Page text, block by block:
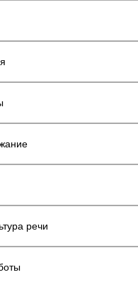
речи